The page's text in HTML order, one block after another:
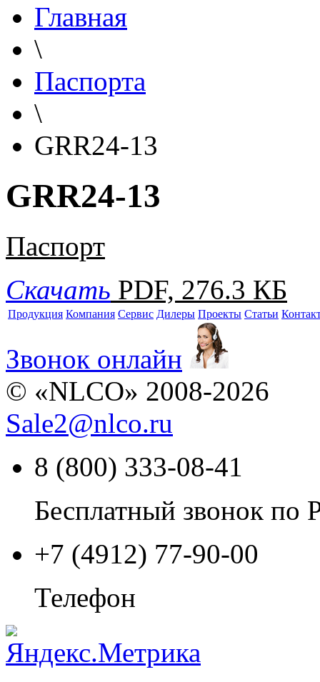
Главная
\
Паспорта
\
GRR24-13
GRR24-13
Паспорт
Скачать PDF, 276.3 КБ
Продукция Компания Сервис Дилеры Проекты Статьи
Звонок онлайн
© «NLCO» 2008-2026
Sale2@nlco.ru
8 (800) 333-08-41
Бесплатный звонок по
+7 (4912) 77-90-00
Телефон